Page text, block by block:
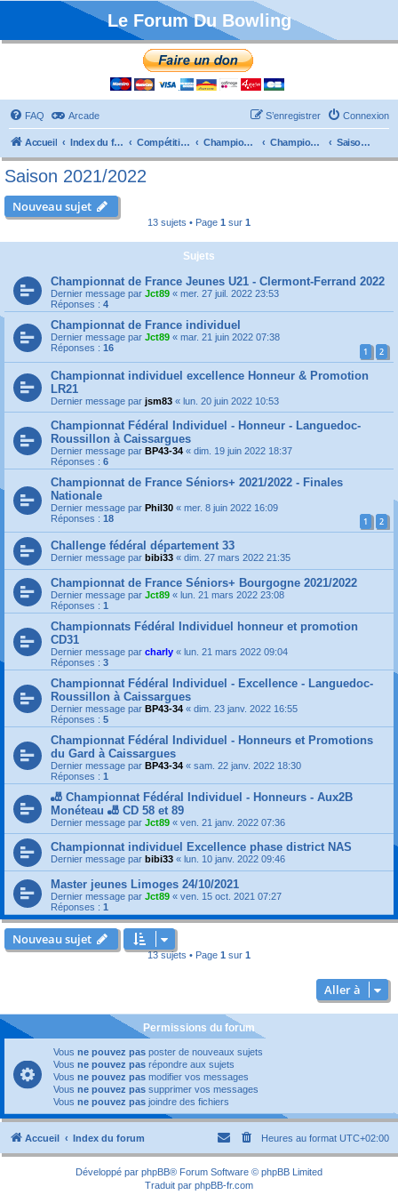
Le Forum Du Bowling
FAQ Arcade Connexion
S’enregistrer
Accueil Index du forum Compétitions Championnats de France Championnat Individuels Saison 2021/2022
Saison 2021/2022
Nouveau sujet
13 sujets • Page 1 sur 1
Sujets
Championnat de France Jeunes U21 - Clermont-Ferrand 2022
Dernier message par Jct89 « mer. 27 juil. 2022 23:53
Réponses : 4
Championnat de France individuel
Dernier message par Jct89 « mar. 21 juin 2022 07:38
Réponses : 16 1 2
Championnat individuel excellence Honneur & Promotion
LR21
Dernier message par jsm83 « lun. 20 juin 2022 10:53
Championnat Fédéral Individuel - Honneur - Languedoc-
Roussillon à Caissargues
Dernier message par BP43-34 « dim. 19 juin 2022 18:37
Réponses : 6
Championnat de France Séniors+ 2021/2022 - Finales
Nationale
Dernier message par Phil30 « mer. 8 juin 2022 16:09
Réponses : 18 1 2
Challenge fédéral département 33
Dernier message par bibi33 « dim. 27 mars 2022 21:35
Championnat de France Séniors+ Bourgogne 2021/2022
Dernier message par Jct89 « lun. 21 mars 2022 23:08
Réponses : 1
Championnats Fédéral Individuel honneur et promotion
CD31
Dernier message par charly « lun. 21 mars 2022 09:04
Réponses : 3
Championnat Fédéral Individuel - Excellence - Languedoc-
Roussillon à Caissargues
Dernier message par BP43-34 « dim. 23 janv. 2022 16:55
Réponses : 5
Championnat Fédéral Individuel - Honneurs et Promotions
du Gard à Caissargues
Dernier message par BP43-34 « sam. 22 janv. 2022 18:30
Réponses : 1
🎳 Championnat Fédéral Individuel - Honneurs - Aux2B
Monéteau 🎳 CD 58 et 89
Dernier message par Jct89 « ven. 21 janv. 2022 07:36
Championnat individuel Excellence phase district NAS
Dernier message par bibi33 « lun. 10 janv. 2022 09:46
Master jeunes Limoges 24/10/2021
Dernier message par Jct89 « ven. 15 oct. 2021 07:27
Réponses : 1
Nouveau sujet
13 sujets • Page 1 sur 1
Aller à
Permissions du forum
Vous ne pouvez pas poster de nouveaux sujets
Vous ne pouvez pas répondre aux sujets
Vous ne pouvez pas modifier vos messages
Vous ne pouvez pas supprimer vos messages
Vous ne pouvez pas joindre des fichiers
Accueil Index du forum Heures au format UTC+02:00
Développé par phpBB® Forum Software © phpBB Limited
Traduit par phpBB-fr.com